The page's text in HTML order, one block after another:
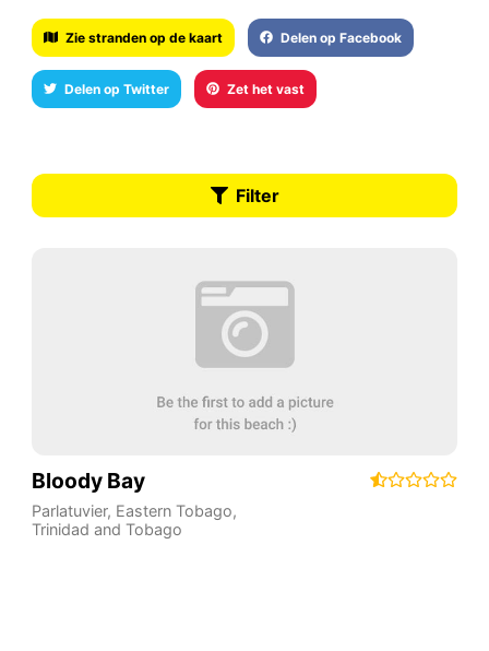
Zie stranden op de kaart Delen op Facebook
Delen op Twitter Zet het vast
Filter
Bloody Bay
Parlatuvier, Eastern Tobago,
Trinidad and Tobago